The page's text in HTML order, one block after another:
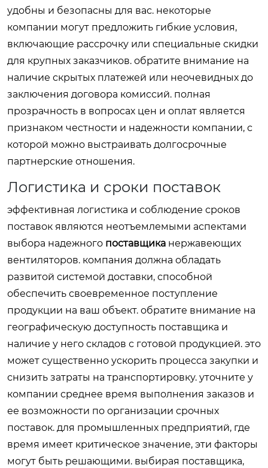
удобны и безопасны для вас. некоторые
компании могут предложить гибкие условия,
включающие рассрочку или специальные скидки
для крупных заказчиков. обратите внимание на
наличие скрытых платежей или неочевидных до
заключения договора комиссий. полная
прозрачность в вопросах цен и оплат является
признаком честности и надежности компании, с
которой можно выстраивать долгосрочные
партнерские отношения.
Логистика и сроки поставок
эффективная логистика и соблюдение сроков
поставок являются неотъемлемыми аспектами
выбора надежного поставщика нержавеющих
вентиляторов. компания должна обладать
развитой системой доставки, способной
обеспечить своевременное поступление
продукции на ваш объект. обратите внимание на
географическую доступность поставщика и
наличие у него складов с готовой продукцией. это
может существенно ускорить процесса закупки и
снизить затраты на транспортировку. уточните у
компании среднее время выполнения заказов и
ее возможности по организации срочных
поставок. для промышленных предприятий, где
время имеет критическое значение, эти факторы
могут быть решающими. выбирая поставщика,